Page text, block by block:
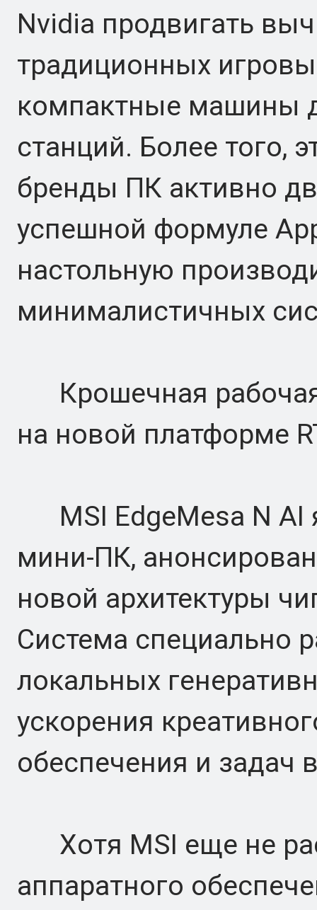
Nvidia продвигать
традиционных
компактные машины
станций. Более того,
бренды ПК активно
успешной формуле
настольную
минималистичных
Крошечная рабочая
на новой платформе
MSI EdgeMesa N AI
мини-ПК,
новой архитектуры
Система специально
локальных
ускорения
обеспечения и задач
Хотя MSI еще не
аппаратного